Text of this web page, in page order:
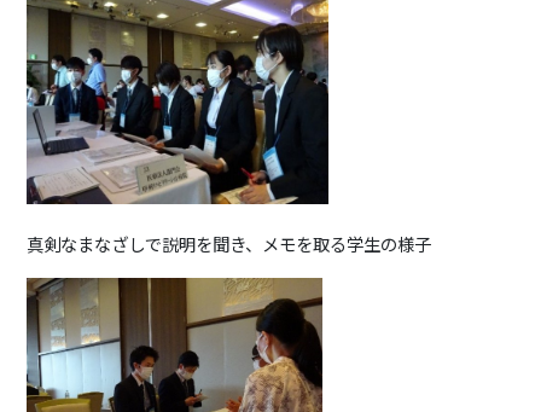
真剣なまなざしで説明を聞き、メモを取る学生の様子